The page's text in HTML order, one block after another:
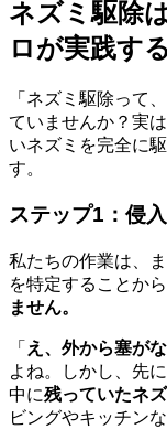
ネズミ駆除
ロが実践す
「ネズミ駆除って
ていませんか？実
いネズミを完全に
す。
ステップ1：侵
私たちの作業は、
を特定することから
ません。
「 え、外から塞が
よね。しかし、先
中に残っていたネ
ビングやキッチン